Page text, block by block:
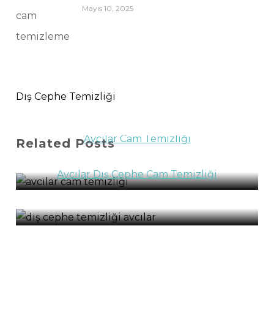
Mayıs 10, 2025
Dış Cephe Temizliği
Related PostsAvcılar Cam Temizliği
Avcılar Dış Cephe Cam Temizliği